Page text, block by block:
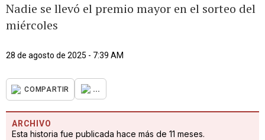
Nadie se llevó el premio mayor en el sorteo del
miércoles
28 de agosto de 2025 - 7:39 AM
COMPARTIR ...
ARCHIVO
Esta historia fue publicada hace más de 11 meses.